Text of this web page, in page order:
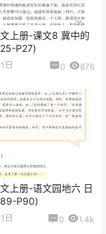
上册-课文8 冀中的
P27)
日 0 876
上册-语文园地六 日
P90)
日 0 1.4k